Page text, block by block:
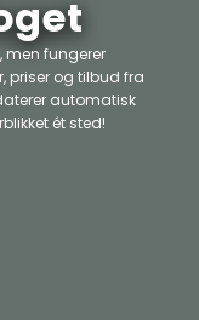
men fungerer
priser og tilbud fra
automatisk
ét sted!